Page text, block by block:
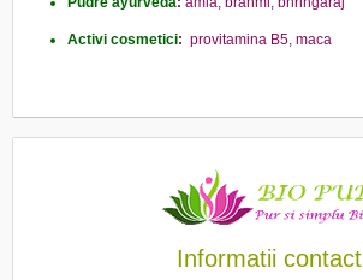
Activi cosmetici: provitamina B5, maca
Informatii contact